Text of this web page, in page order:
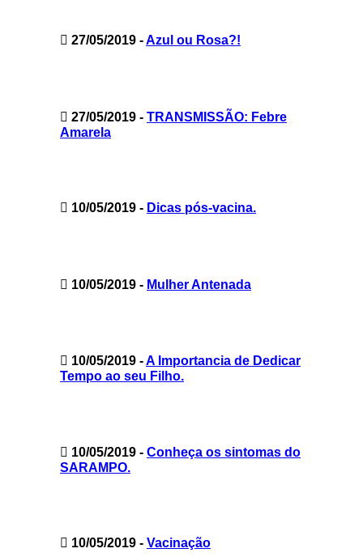
27/05/2019 -Azul ou Rosa?!
27/05/2019 - TRANSMISSÃO: Febre
Amarela
10/05/2019 - Dicas pós-vacina.
10/05/2019 - Mulher Antenada
10/05/2019 -A Importancia de Dedicar
Tempo ao seu Filho.
10/05/2019 - Conheça os sintomas do
SARAMPO.
10/05/2019 - Vacinação